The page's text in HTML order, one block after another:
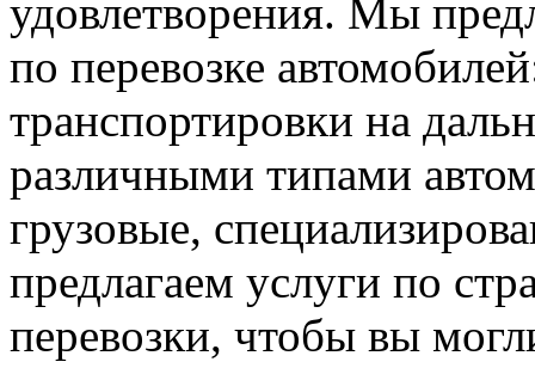
удовлетворения. Мы
по перевозке
транспортировки на
различными типами
грузовые,
предлагаем услуги по
перевозки, чтобы вы